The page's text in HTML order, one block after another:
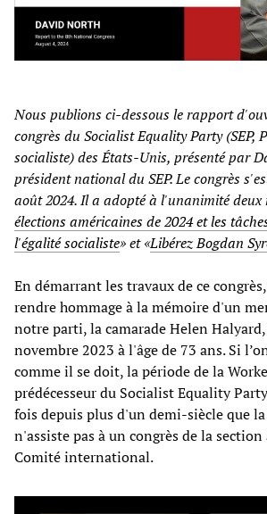
Nous publions ci-dessous le rapport
congrès du Socialist Equality Party (SEP,
socialiste) des États-Unis, présenté par
président national du SEP. Le congrès
août 2024. Il a adopté à l'unanimité deux
élections américaines de 2024 et les
l'égalité socialiste» et «Libérez Bogdan
En démarrant les travaux de ce
rendre hommage à la mémoire d'un
notre parti, la camarade Helen Halyard,
novembre 2023 à l'âge de 73 ans. Si
comme il se doit, la période de la
prédécesseur du Socialist Equality
fois depuis plus d'un demi-siècle que
n'assiste pas à un congrès de la
Comité international.